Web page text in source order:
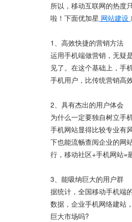
所以，移动互联网的热度
啦！下面优加星 网站建设
1、高效快捷的营销方法
运用手机端做营销，无疑
见了。在这个基础上，手
手机用户，比传统营销高
2、具有杰出的用户体会
为什么一定要独自树立手
手机网站显得比较专业有
下也能流畅查阅企业的网
行，移动社区+手机网站=
3、能吸纳巨大的用户群
据统计，全国移动手机端
数据，企业手机网络建站
巨大市场吗?